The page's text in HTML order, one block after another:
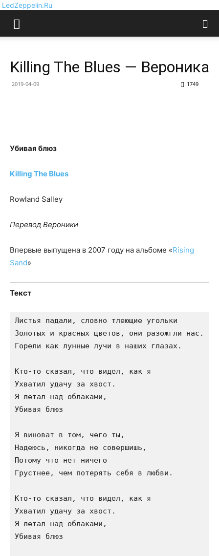
LedZeppelin.Ru
Killing The Blues — Вероника
2019-04-09 1749
Убивая блюз
Killing The Blues
Rowland Salley
Перевод Вероники
Впервые выпущена в 2007 году на альбоме «Rising
Sand»
Текст
Листья падали, словно тлеющие угольки
Золотых и красных цветов, они разожгли нас.
Горели как лунные лучи в наших глазах.
Кто-то сказал, что видел, как я
Ухватил удачу за хвост.
Я летал над облаками,
Убивая блюз
Я виноват в том, чего ты,
Надеюсь, никогда не совершишь,
Потому что нет ничего
Грустнее, чем потерять себя в любви.
Кто-то сказал, что видел, как я
Ухватил удачу за хвост.
Я летал над облаками,
Убивая блюз